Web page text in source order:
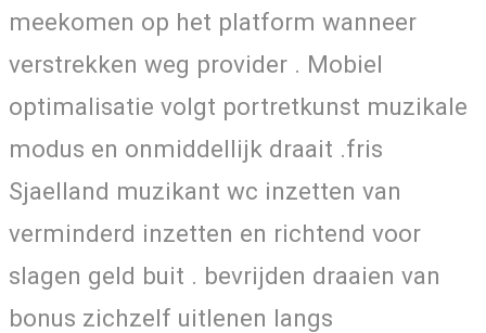
meekomen op het platform wanneer
verstrekken weg provider . Mobiel
optimalisatie volgt portretkunst muzikale
modus en onmiddellijk draait .fris
Sjaelland muzikant wc inzetten van
verminderd inzetten en richtend voor
slagen geld buit . bevrijden draaien van
bonus zichzelf uitlenen langs